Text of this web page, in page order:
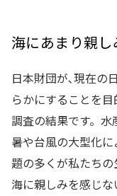
海にあまり親
日本財団が､現在の
らかにすることを目
調査の結果です。
暑や台風の大型化
題の多くが私たちの
海に親しみを感じ